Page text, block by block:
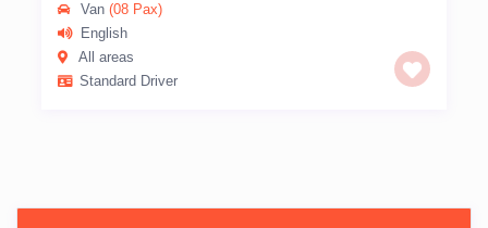
Van (08 Pax)
English
All areas
Standard Driver